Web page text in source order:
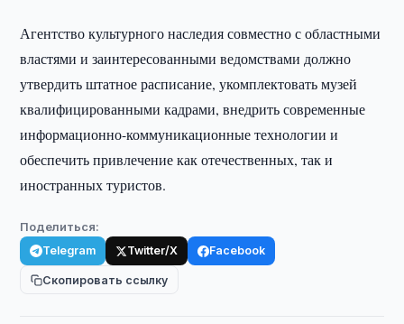
Агентство культурного наследия совместно с областными
властями и заинтересованными ведомствами должно
утвердить штатное расписание, укомплектовать музей
квалифицированными кадрами, внедрить современные
информационно-коммуникационные технологии и
обеспечить привлечение как отечественных, так и
иностранных туристов.
Поделиться:
Telegram Twitter/X Facebook
Скопировать ссылку